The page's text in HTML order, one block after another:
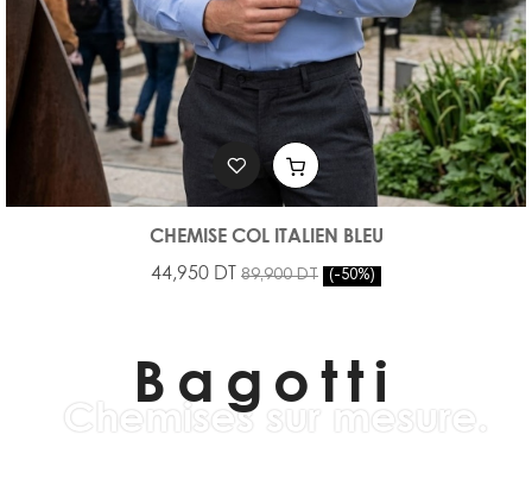
CHEMISE COL ITALIEN BLEU
44,950 DT 89,900 DT -50%
Chemises sur mesure.
Bagotti